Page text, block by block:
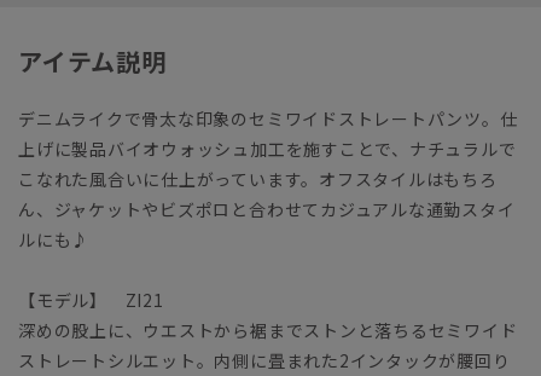
アイテム説明
デニムライクで骨太な印象のセミワイドストレートパンツ。仕
上げに製品バイオウォッシュ加工を施すことで、ナチュラルで
こなれた風合いに仕上がっています。オフスタイルはもちろ
ん、ジャケットやビズポロと合わせてカジュアルな通勤スタイ
ルにも♪
【モデル】 ZI21
深めの股上に、ウエストから裾までストンと落ちるセミワイド
ストレートシルエット。内側に畳まれた2インタックが腰回り